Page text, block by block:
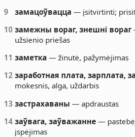
9
замацоўвацца — įsitvirtinti;
10 замежны вораг, знешні вораг
užsienio priešas
11 заметка — žinutė, pažymėjimas
12 заработная плата, зарплата,
mokesnis, alga, uždarbis
13 застрахаваны — apdraustas
14 заўвага, заўважанне —
įspėjimas